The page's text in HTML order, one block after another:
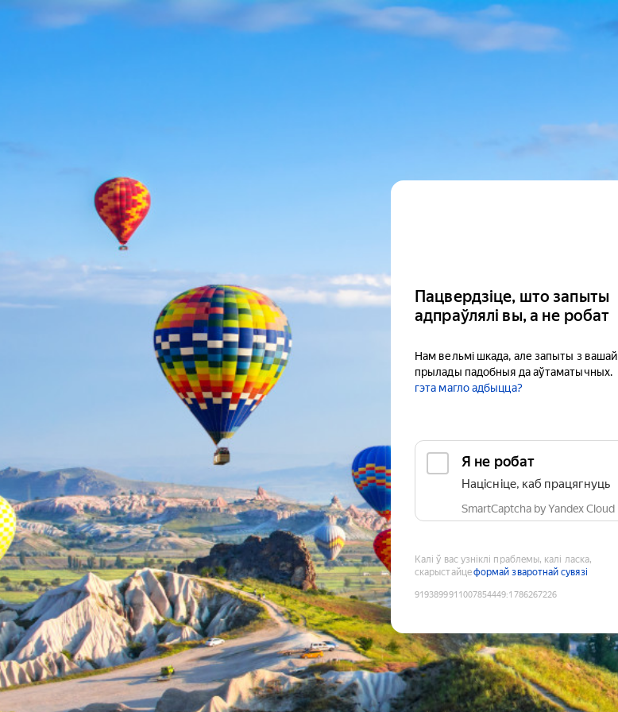
Пацвердзіце, што запыты
адпраўлялі вы, а не робат
Нам вельмі шкада, але запыты з вашай
прылады падобныя да аўтаматычных.
гэта магло адбыцца?
Я не робат
Націсніце, каб працягнуць
SmartCaptcha by Yandex Cloud
Калі ў вас узніклі праблемы, калі ласка,
скарыстайцеформай зваротнай сувязі
9193899911007854449:1786267226